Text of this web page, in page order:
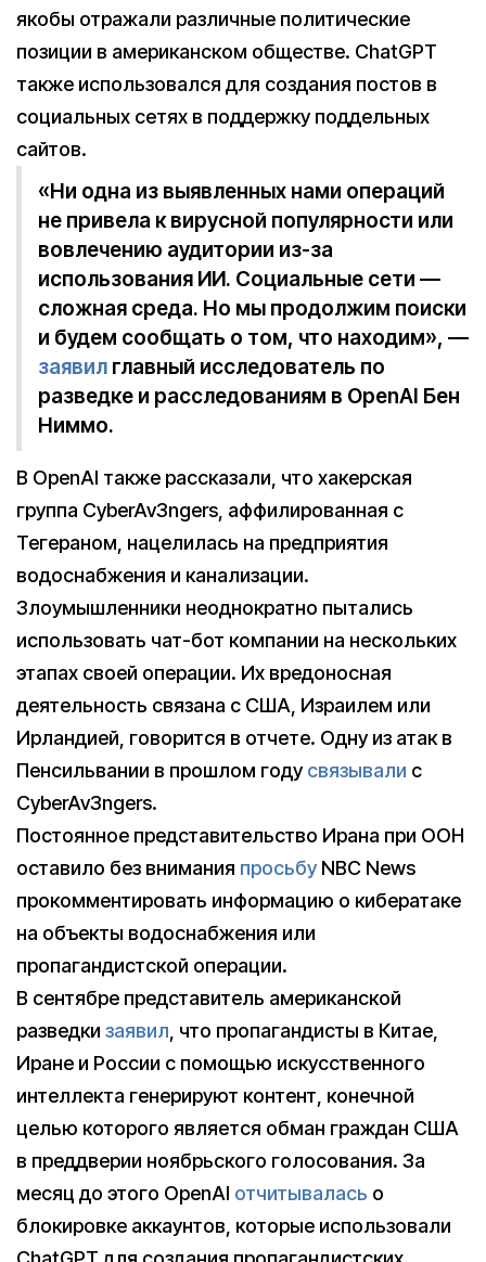
якобы отражали различные политические
позиции в американском обществе. ChatGPT
также использовался для создания постов в
социальных сетях в поддержку поддельных
сайтов.
«Ни одна из выявленных нами операций
не привела к вирусной популярности или
вовлечению аудитории из-за
использования ИИ. Социальные сети —
сложная среда. Но мы продолжим поиски
и будем сообщать о том, что находим», —
заявил главный исследователь по
разведке и расследованиям в OpenAI Бен
Ниммо.
В OpenAI также рассказали, что хакерская
группа CyberAv3ngers, аффилированная с
Тегераном, нацелилась на предприятия
водоснабжения и канализации.
Злоумышленники неоднократно пытались
использовать чат-бот компании на нескольких
этапах своей операции. Их вредоносная
деятельность связана с США, Израилем или
Ирландией, говорится в отчете. Одну из атак в
Пенсильвании в прошлом годусвязывали с
CyberAv3ngers.
Постоянное представительство Ирана при ООН
оставило без внимания просьбу NBC News
прокомментировать информацию о кибератаке
на объекты водоснабжения или
пропагандистской операции.
В сентябре представитель американской
разведки заявил, что пропагандисты в Китае,
Иране и России с помощью искусственного
интеллекта генерируют контент, конечной
целью которого является обман граждан США
в преддверии ноябрьского голосования. За
месяц до этого OpenAI отчитывалась о
блокировке аккаунтов, которые использовали